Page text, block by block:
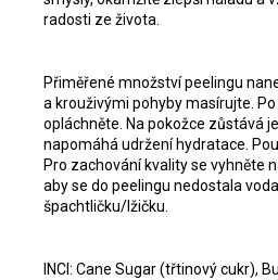
radosti ze života.
Přiměřené množství peelingu
a krouživými pohyby masírujte.
opláchněte. Na pokožce zůstává
napomáhá udržení hydratace.
Pro zachování kvality se vyhněte
aby se do peelingu nedostala
špachtličku/lžičku.
INCI: Cane Sugar (třtinový cukr),